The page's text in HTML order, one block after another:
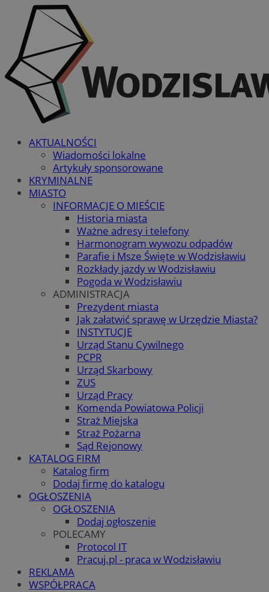
AKTUALNOŚCI
Wiadomości lokalne
Artykuły sponsorowane
KRYMINALNE
MIASTO
INFORMACJE O MIEŚCIE
Historia miasta
Ważne adresy i telefony
Harmonogram wywozu odpadów
Parafie i Msze Święte w Wodzisławiu
Rozkłady jazdy w Wodzisławiu
Pogoda w Wodzisławiu
ADMINISTRACJA
Prezydent miasta
Jak załatwić sprawę w Urzędzie Miasta?
INSTYTUCJE
Urząd Stanu Cywilnego
PCPR
Urząd Skarbowy
ZUS
Urząd Pracy
Komenda Powiatowa Policji
Straż Miejska
Straż Pożarna
Sąd Rejonowy
KATALOG FIRM
Katalog firm
Dodaj firmę do katalogu
OGŁOSZENIA
OGŁOSZENIA
Dodaj ogłoszenie
POLECAMY
Protocol IT
Pracuj.pl - praca w Wodzisławiu
REKLAMA
WSPÓŁPRACA